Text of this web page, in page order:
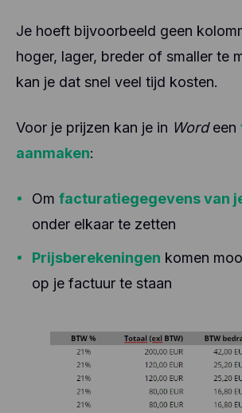
Je hoeft bijvoorbeeld geen
hoger, lager, breder of smaller te
kan je dat snel veel tijd kosten.
Voor je prijzen kan je in Wordeen
aanmaken:
Om facturatiegegevens van
onder elkaar te zetten
Prijsberekeningen komen
op je factuur te staan